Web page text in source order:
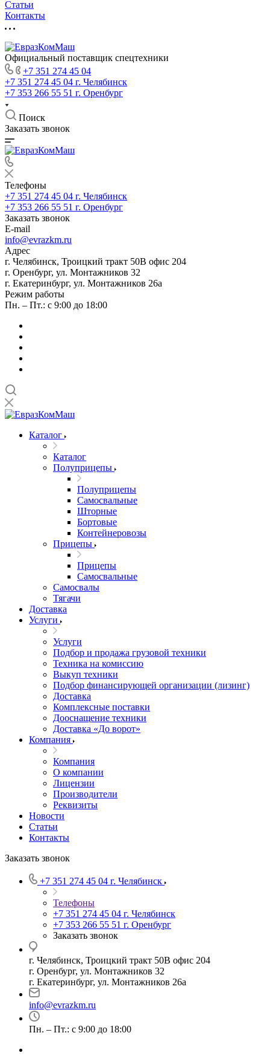
Статьи
Контакты
Официальный поставщик спецтехники
+7 351 274 45 04
+7 351 274 45 04 г. Челябинск
+7 353 266 55 51 г. Оренбург
Поиск
Заказать звонок
Телефоны
+7 351 274 45 04 г. Челябинск
+7 353 266 55 51 г. Оренбург
Заказать звонок
E-mail
info@evrazkm.ru
Адрес
г. Челябинск, Троицкий тракт 50В офис 204
г. Оренбург, ул. Монтажников 32
г. Екатеринбург, ул. Монтажников 26а
Режим работы
Пн. – Пт.: с 9:00 до 18:00
Каталог
Каталог
Полуприцепы
Полуприцепы
Самосвальные
Шторные
Бортовые
Контейнеровозы
Прицепы
Прицепы
Самосвальные
Самосвалы
Тягачи
Доставка
Услуги
Услуги
Подбор и продажа грузовой техники
Техника на комиссию
Выкуп техники
Подбор финансирующей организации (лизинг)
Доставка
Комплексные поставки
Дооснащение техники
Доставка «До ворот»
Компания
Компания
О компании
Лицензии
Производители
Реквизиты
Новости
Статьи
Контакты
Заказать звонок
+7 351 274 45 04 г. Челябинск
Телефоны
+7 351 274 45 04 г. Челябинск
+7 353 266 55 51 г. Оренбург
Заказать звонок
г. Челябинск, Троицкий тракт 50В офис 204
г. Оренбург, ул. Монтажников 32
г. Екатеринбург, ул. Монтажников 26а
info@evrazkm.ru
Пн. – Пт.: с 9:00 до 18:00